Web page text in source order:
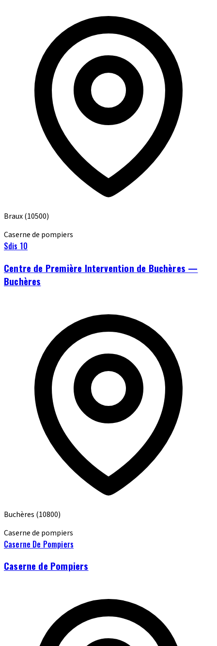
Braux(10500)
Caserne de pompiers
Sdis 10
Centre de Première Intervention de Buchères —
Buchères
Buchères (10800)
Caserne de pompiers
Caserne De Pompiers
Caserne de Pompiers